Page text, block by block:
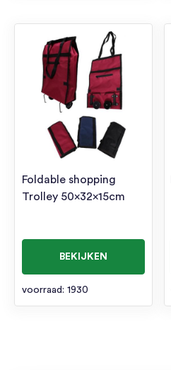
Foldable shopping
Trolley 50x32x15cm
BEKIJKEN
voorraad: 1930